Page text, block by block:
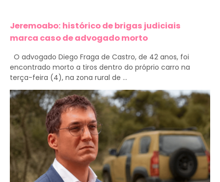
Jeremoabo: histórico de brigas judiciais
marca caso de advogado morto
O advogado Diego Fraga de Castro, de 42 anos, foi
encontrado morto a tiros dentro do próprio carro na
terça-feira (4), na zona rural de ...